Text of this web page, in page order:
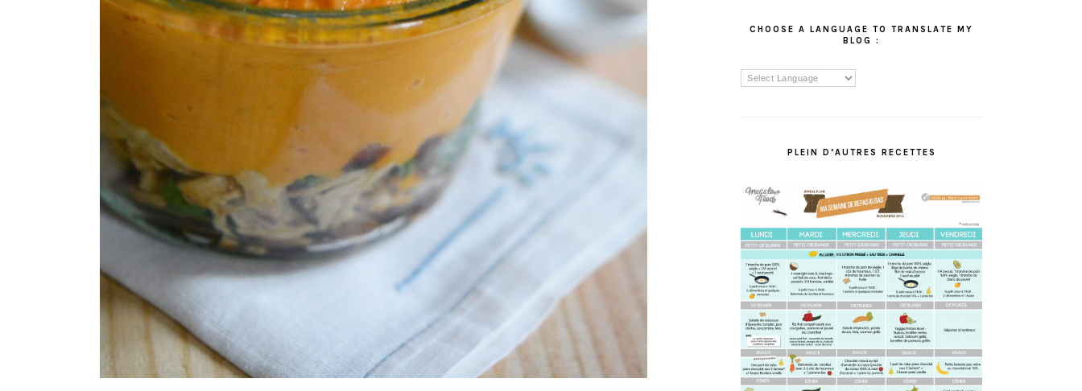
CHOOSE A LANGUAGE TO TRANSLATE MY
BLOG :
PLEIN D’AUTRES RECETTES